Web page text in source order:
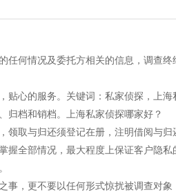
何情况及委托方相关的信息，调查
心的服务。关键词：私家侦探，上海
档和销档。上海私家侦探哪家好？
取与归还须登记在册，注明借阅与归
全部情况，最大程度上保证客户隐私
，更不要以任何形式惊扰被调查对象